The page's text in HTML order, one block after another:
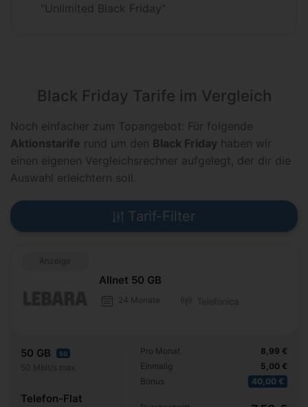
"Unlimited Black Friday"
Black Friday Tarife im Vergleich
Noch einfacher zum Topangebot: Für folgende
Aktionstarife rund um den Black Friday haben wir
einen eigenen Vergleichsrechner aufgelegt, der dir die
Auswahl erleichtern soll.
Tarif-Filter
Anzeige
Allnet 50 GB
24 Monate
50 GB 5G
50 Mbit/s max.
Telefon-Flat
Pro Monat
Einmalig
Bonus
8,99 €
5,00 €
40,00 €